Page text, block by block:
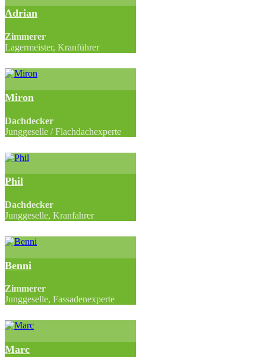
Adrian
Zimmerer
Lagermeister, Kranführer
Miron
Dachdecker
Junggeselle / Flachdachexperte
Phil
Dachdecker
Junggeselle, Kranfahrer
Benni
Zimmerer
Junggeselle, Fassadenexperte
Marc